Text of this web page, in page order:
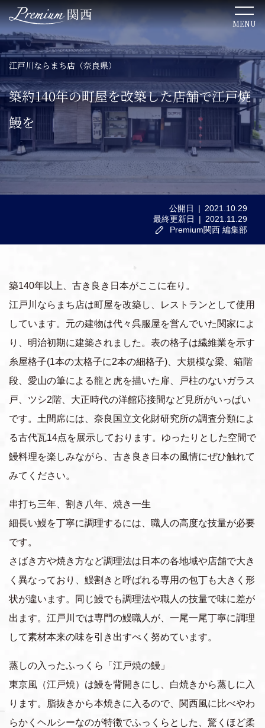
TOP
関西のこだわりステイ
関西ならではの美食体験
ここでしか出会えない絶景
関西の歴史を感じる文化体験
おすすめの周遊ルート
移動体験
MENU
江戸川ならまち店（奈良県）
築約140年の町屋を改築した店舗で江戸焼
鰻を
公開日
2021.10.29
最終更新日
2021.11.29
Premium関西 編集部
築140年以上、古き良き日本がここに在り。
江戸川ならまち店は町屋を改築し、レストランとして使用
しています。元の建物は代々呉服屋を営んでいた関家によ
り、明治初期に建築されました。表の格子は繊維業を示す
糸屋格子(1本の太格子に2本の細格子)、大規模な梁、箱階
段、愛山の筆による龍と虎を描いた扉、戸柱のないガラス
戸、ツシ2階、大正時代の洋館応接間など見所がいっぱい
です。土間席には、奈良国立文化財研究所の調査分類によ
る古代瓦14点を展示しております。ゆったりとした空間で
鰻料理を楽しみながら、古き良き日本の風情にぜひ触れて
みてください。
串打ち三年、割き八年、焼き一生
細長い鰻を丁寧に調理するには、職人の高度な技量が必要
です。
さばき方や焼き方など調理法は日本の各地域や店舗で大き
く異なっており、鰻割きと呼ばれる専用の包丁も大きく形
状が違います。同じ鰻でも調理法や職人の技量で味に差が
出ます。江戸川では専門の鰻職人が、一尾一尾丁寧に調理
して素材本来の味を引き出すべく努めています。
蒸しの入ったふっくら「江戸焼の鰻」
東京風（江戸焼）は鰻を背開きにし、白焼きから蒸しに入
ります。脂抜きから本焼きに入るので、関西風に比べやわ
らかくヘルシーなのが特徴でふっくらとした、驚くほど柔